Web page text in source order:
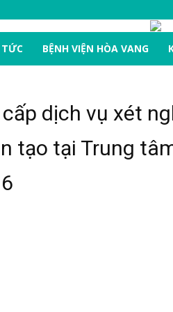
BỆNH VIỆN HÒA VANG
dịch vụ xét
tạo tại Trung